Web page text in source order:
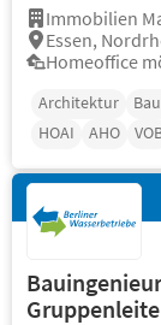
Immobilien
Essen,
Homeoffice
Architektur
HOAI
AHO